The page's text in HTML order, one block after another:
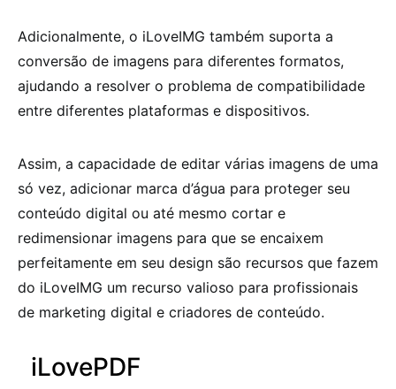
Adicionalmente, o iLoveIMG também suporta a
conversão de imagens para diferentes formatos,
ajudando a resolver o problema de compatibilidade
entre diferentes plataformas e dispositivos.
Assim, a capacidade de editar várias imagens de uma
só vez, adicionar marca d’água para proteger seu
conteúdo digital ou até mesmo cortar e
redimensionar imagens para que se encaixem
perfeitamente em seu design são recursos que fazem
do iLoveIMG um recurso valioso para profissionais
de marketing digital e criadores de conteúdo.
iLovePDF